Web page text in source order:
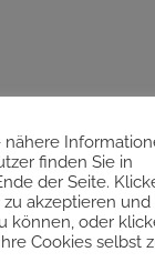
nähere
finden Sie in
der Seite.
zu akzeptieren und
können, oder
Cookies selbst